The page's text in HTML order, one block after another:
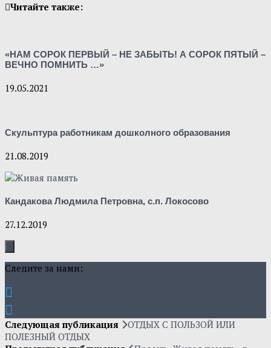
Читайте также:
«НАМ СОРОК ПЕРВЫЙ – НЕ ЗАБЫТЬ! А СОРОК ПЯТЫЙ –
ВЕЧНО ПОМНИТЬ …»
19.05.2021
Скульптура работникам дошколного образования
21.08.2019
Кандакова Людмила Петровна, с.п. Локосово
27.12.2019
Следите за нами:
Следующая публикация
ОТДЫХ С ПОЛЬЗОЙ ИЛИ
ПОЛЕЗНЫЙ ОТДЫХ